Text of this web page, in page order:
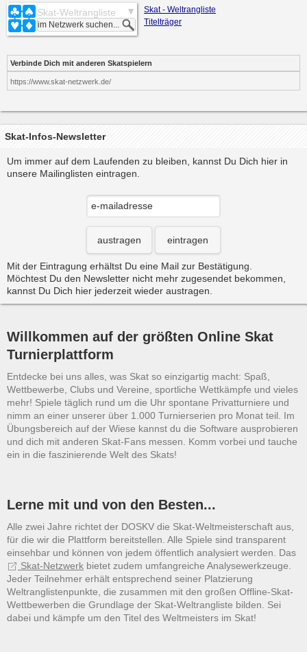
Skat-Weltrangliste
Skat - Weltrangliste
Titelträger
Verbinde Dich mit anderen Skatspielern
https://www.skat-netzwerk.de/
Skat-Infos-Newsletter
Um immer auf dem Laufenden zu bleiben, kannst Du Dich hier in
unsere Mailinglisten eintragen.
austragen eintragen
Mit der Eintragung erhältst Du eine Mail zur Bestätigung.
Möchtest Du den Newsletter nicht mehr zugesendet bekommen,
kannst Du Dich hier jederzeit wieder austragen.
Willkommen auf der größten Online Skat
Turnierplattform
Entdecke bei uns alles, was Skat so einzigartig macht: Spaß,
Wettbewerbe, Clubs und Vereine, sportliche Wettkämpfe und vieles
mehr! Spiele täglich rund um die Uhr spontane Privatturniere und
nimm an einer unserer über 1.000 Turnierserien pro Monat teil. Im
Übungsbereich auf der Wiese kannst du die Software ausprobieren
und dich mit anderen Skat-Fans messen. Komm vorbei und tauche
ein in die faszinierende Welt des Skats!
Lerne mit und von den Besten...
Alle zwei Jahre richtet der DOSKV die Skat-Weltmeisterschaft aus,
für die wir die Plattform bereitstellen. Alle Spiele sind transparent
einsehbar und können von jedem öffentlich analysiert werden. Das
Skat-Netzwerk bietet zudem umfangreiche Analysewerkzeuge.
Jeder Teilnehmer erhält entsprechend seiner Platzierung
Weltranglistenpunkte, die zusammen mit den großen Offline-Skat-
Wettbewerben die Grundlage der Skat-Weltrangliste bilden. Sei
dabei und kämpfe um den Titel des Weltmeisters im Skat!